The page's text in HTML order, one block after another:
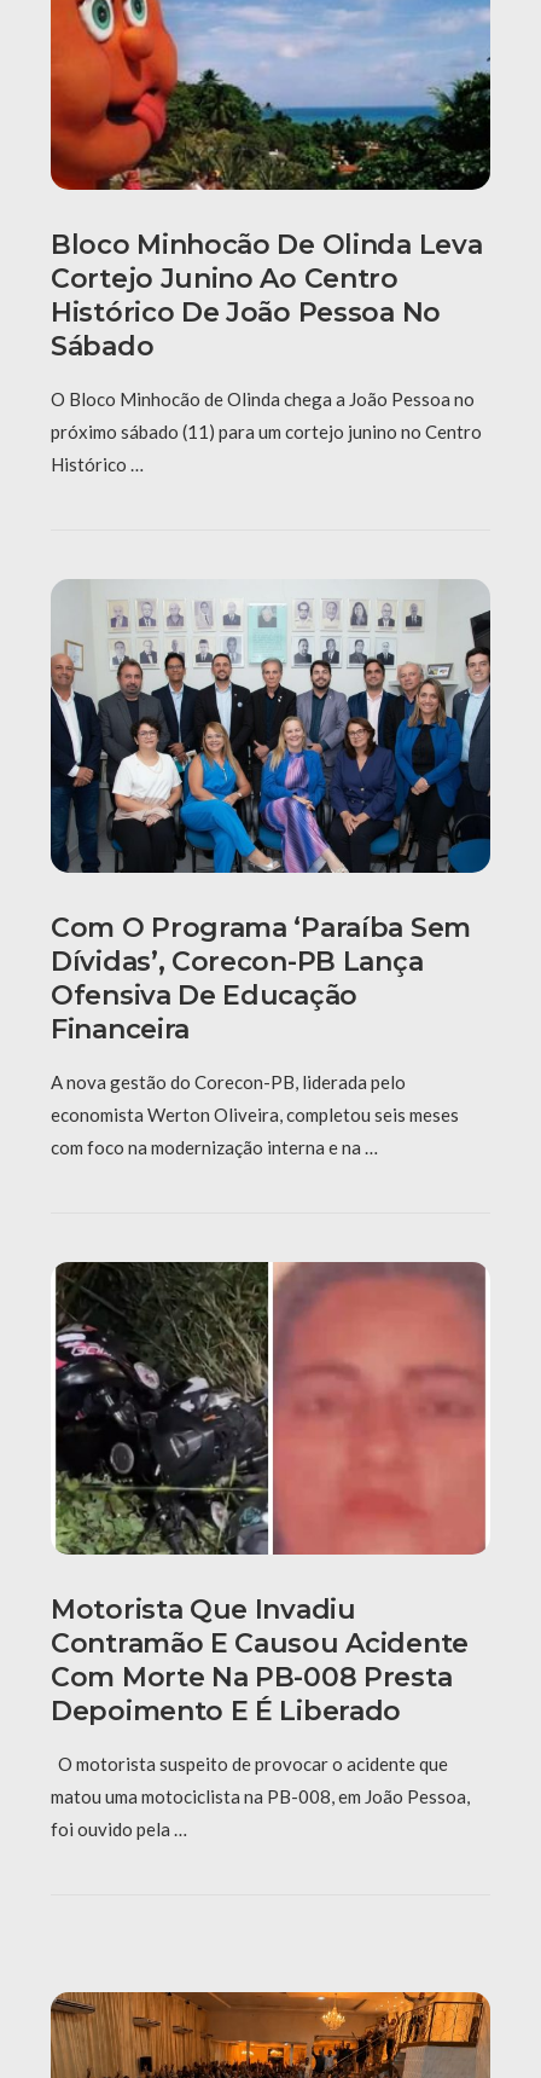
Bloco Minhocão De Olinda Leva
Cortejo Junino Ao Centro
Histórico De João Pessoa No
Sábado
O Bloco Minhocão de Olinda chega a João Pessoa no
próximo sábado (11) para um cortejo junino no Centro
Histórico …
Com O Programa ‘Paraíba Sem
Dívidas’, Corecon-PB Lança
Ofensiva De Educação
Financeira
A nova gestão do Corecon-PB, liderada pelo
economista Werton Oliveira, completou seis meses
com foco na modernização interna e na …
Motorista Que Invadiu
Contramão E Causou Acidente
Com Morte Na PB-008 Presta
Depoimento E É Liberado
O motorista suspeito de provocar o acidente que
matou uma motociclista na PB-008, em João Pessoa,
foi ouvido pela …